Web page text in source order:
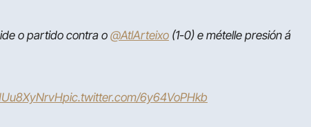
o partido contra o @AtlArteixo (1-0) e mételle presión á
pic.twitter.com/6y64VoPHkb